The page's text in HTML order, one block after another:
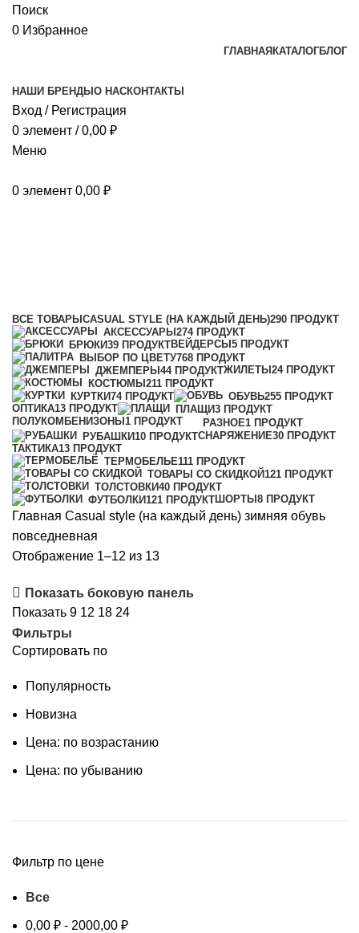
Поиск
0 Избранное
ГЛАВНАЯ КАТАЛОГБЛОГ
НАШИ БРЕНДЫ О НАСКОНТАКТЫ
Вход / Регистрация
0 элемент / 0,00 ₽
Меню
0 элемент 0,00 ₽
ВСЕ ТОВАРЫ CASUAL STYLE (НА КАЖДЫЙ ДЕНЬ)290 ПРОДУКТ
АКСЕССУАРЫ274 ПРОДУКТ
БРЮКИ39 ПРОДУКТВЕЙДЕРСЫ 5 ПРОДУКТ
ВЫБОР ПО ЦВЕТУ768 ПРОДУКТ
ДЖЕМПЕРЫ44 ПРОДУКТЖИЛЕТЫ 24 ПРОДУКТ
КОСТЮМЫ211 ПРОДУКТ
КУРТКИ74 ПРОДУКТ ОБУВЬ255 ПРОДУКТ
ОПТИКА13 ПРОДУКТ ПЛАЩИ3 ПРОДУКТ
ПОЛУКОМБЕНИЗОНЫ 1 ПРОДУКТ РАЗНОЕ1 ПРОДУКТ
РУБАШКИ10 ПРОДУКТСНАРЯЖЕНИЕ30 ПРОДУКТ
ТАКТИКА13 ПРОДУКТ
ТЕРМОБЕЛЬЕ111 ПРОДУКТ
ТОВАРЫ СО СКИДКОЙ121 ПРОДУКТ
ТОЛСТОВКИ40 ПРОДУКТ
ФУТБОЛКИ121 ПРОДУКТШОРТЫ 8 ПРОДУКТ
Главная Casual style (на каждый день) зимняя обувь
повседневная
Отображение 1–12 из 13Сортировка:
недавние
Показать боковую панель
Показать 9 12 18 24
Фильтры
Сортировать по
Популярность
Новизна
Цена: по возрастанию
Цена: по убыванию
Фильтр по цене
Все
0,00 ₽ - 2000,00 ₽